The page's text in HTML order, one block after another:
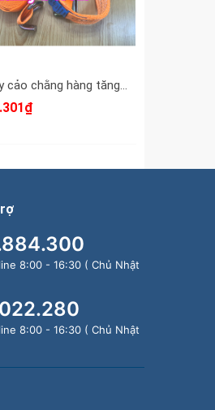
Dây cảo chằng hàng tăng đơ 25mm 5m (5 mét)
8:00 - 16:30 ( Chủ Nhật
8:00 - 16:30 ( Chủ Nhật